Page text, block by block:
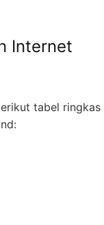
Internet
tabel ringkas